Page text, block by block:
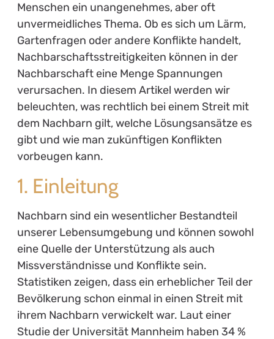
Menschen ein unangenehmes, aber oft
unvermeidliches Thema. Ob es sich um Lärm,
Gartenfragen oder andere Konflikte handelt,
Nachbarschaftsstreitigkeiten können in der
Nachbarschaft eine Menge Spannungen
verursachen. In diesem Artikel werden wir
beleuchten, was rechtlich bei einem Streit mit
dem Nachbarn gilt, welche Lösungsansätze es
gibt und wie man zukünftigen Konflikten
vorbeugen kann.
1. Einleitung
Nachbarn sind ein wesentlicher Bestandteil
unserer Lebensumgebung und können sowohl
eine Quelle der Unterstützung als auch
Missverständnisse und Konflikte sein.
Statistiken zeigen, dass ein erheblicher Teil der
Bevölkerung schon einmal in einen Streit mit
ihrem Nachbarn verwickelt war. Laut einer
Studie der Universität Mannheim haben 34 %